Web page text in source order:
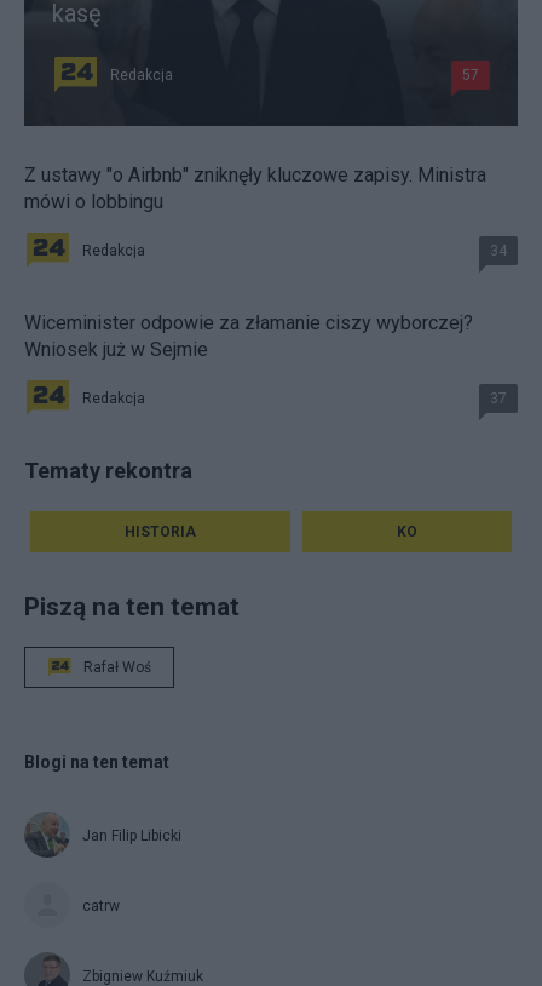
kasę
Redakcja 57
Z ustawy "o Airbnb" zniknęły kluczowe zapisy. Ministra
mówi o lobbingu
Redakcja 34
Wiceminister odpowie za złamanie ciszy wyborczej?
Wniosek już w Sejmie
Redakcja 37
Tematy rekontra
HISTORIA KO
Piszą na ten temat
Rafał Woś
Blogi na ten temat
Jan Filip Libicki
catrw
Zbigniew Kuźmiuk